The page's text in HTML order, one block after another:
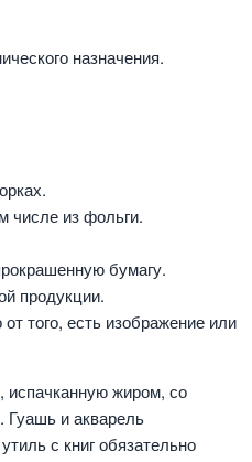
назначения.
числе из фольги.
бумагу.
продукции.
того, есть изображение или
жиром, со
Гуашь и акварель
с книг обязательно